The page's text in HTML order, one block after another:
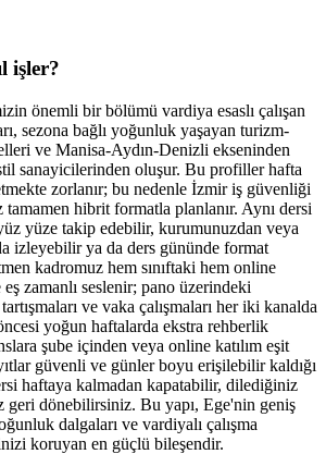
işler?
önemli bir bölümü vardiya esaslı çalışan
sezona bağlı yoğunluk yaşayan turizm-
ve Manisa-Aydın-Denizli ekseninden
sanayicilerinden oluşur. Bu profiller hafta
zorlanır; bu nedenle İzmir iş güvenliği
tamamen hibrit formatla planlanır. Aynı dersi
yüze takip edebilir, kurumunuzdan veya
izleyebilir ya da ders gününde format
kadromuz hem sınıftaki hem online
zamanlı seslenir; pano üzerindeki
ve vaka çalışmaları her iki kanalda
yoğun haftalarda ekstra rehberlik
şube içinden veya online katılım eşit
güvenli ve günler boyu erişilebilir kaldığı
haftaya kalmadan kapatabilir, dilediğiniz
geri dönebilirsiniz. Bu yapı, Ege'nin geniş
dalgaları ve vardiyalı çalışma
koruyan en güçlü bileşendir.